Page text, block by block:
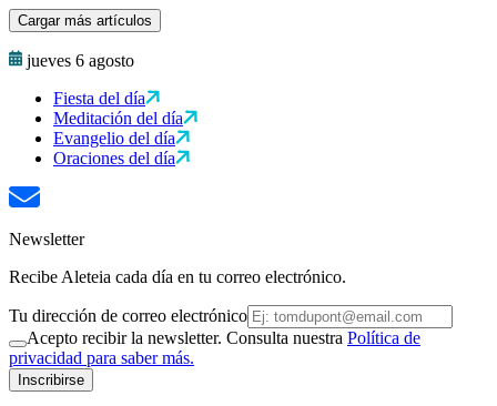
Cargar más artículos
jueves 6 agosto
Fiesta del día
Meditación del día
Evangelio del día
Oraciones del día
Newsletter
Recibe Aleteia cada día en tu correo electrónico.
Tu dirección de correo electrónico
Acepto recibir la newsletter. Consulta nuestra Política de
privacidad para saber más.
Inscribirse